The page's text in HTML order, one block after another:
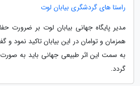
راستا های گردشگری بیابان لوت
مدیر پایگاه جهانی بیابان لوت بر ضرورت
همزمان و توامان در این بیابان تاکید
به سمت این اثر طبیعی جهانی باید به
گردد.